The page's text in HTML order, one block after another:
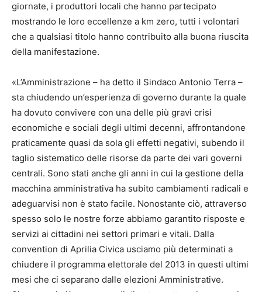
giornate, i produttori locali che hanno partecipato
mostrando le loro eccellenze a km zero, tutti i volontari
che a qualsiasi titolo hanno contribuito alla buona riuscita
della manifestazione.
«L’Amministrazione – ha detto il Sindaco Antonio Terra –
sta chiudendo un’esperienza di governo durante la quale
ha dovuto convivere con una delle più gravi crisi
economiche e sociali degli ultimi decenni, affrontandone
praticamente quasi da sola gli effetti negativi, subendo il
taglio sistematico delle risorse da parte dei vari governi
centrali. Sono stati anche gli anni in cui la gestione della
macchina amministrativa ha subito cambiamenti radicali e
adeguarvisi non è stato facile. Nonostante ciò, attraverso
spesso solo le nostre forze abbiamo garantito risposte e
servizi ai cittadini nei settori primari e vitali. Dalla
convention di Aprilia Civica usciamo più determinati a
chiudere il programma elettorale del 2013 in questi ultimi
mesi che ci separano dalle elezioni Amministrative.